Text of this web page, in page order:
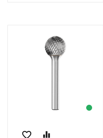
favorite_border equalizer